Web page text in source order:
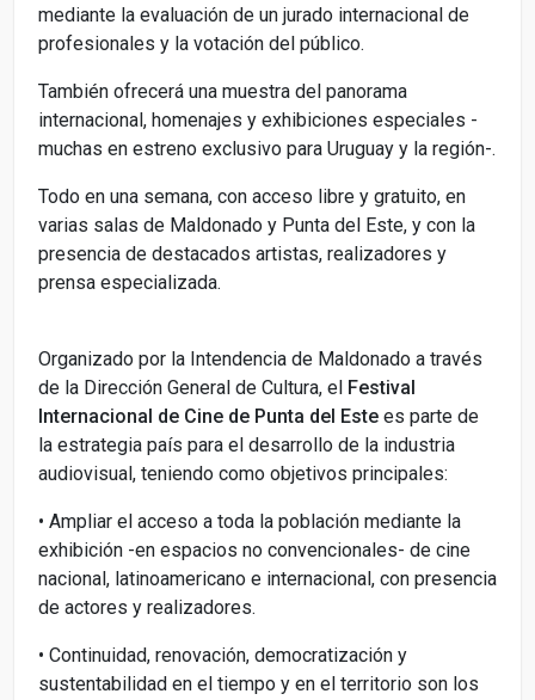
mediante la evaluación de un jurado internacional de
profesionales y la votación del público.
También ofrecerá una muestra del panorama
internacional, homenajes y exhibiciones especiales -
muchas en estreno exclusivo para Uruguay y la región-.
Todo en una semana, con acceso libre y gratuito, en
varias salas de Maldonado y Punta del Este, y con la
presencia de destacados artistas, realizadores y
prensa especializada.
Organizado por la Intendencia de Maldonado a través
de la Dirección General de Cultura, el Festival
Internacional de Cine de Punta del Este es parte de
la estrategia país para el desarrollo de la industria
audiovisual, teniendo como objetivos principales:
• Ampliar el acceso a toda la población mediante la
exhibición -en espacios no convencionales- de cine
nacional, latinoamericano e internacional, con presencia
de actores y realizadores.
• Continuidad, renovación, democratización y
sustentabilidad en el tiempo y en el territorio son los